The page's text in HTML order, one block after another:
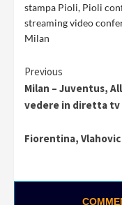
stampa Pioli, Pioli
streaming video
Milan
Continue
Reading
Previous
Milan – Juventus,
vedere in diretta tv
Fiorentina,